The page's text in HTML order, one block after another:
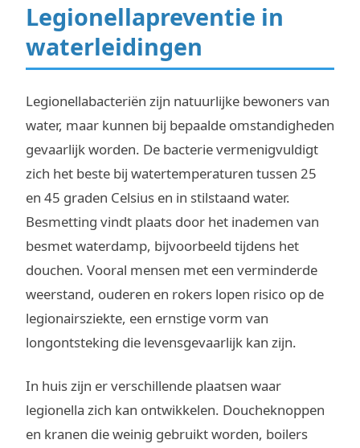
Legionellapreventie in
waterleidingen
Legionellabacteriën zijn natuurlijke bewoners van
water, maar kunnen bij bepaalde omstandigheden
gevaarlijk worden. De bacterie vermenigvuldigt
zich het beste bij watertemperaturen tussen 25
en 45 graden Celsius en in stilstaand water.
Besmetting vindt plaats door het inademen van
besmet waterdamp, bijvoorbeeld tijdens het
douchen. Vooral mensen met een verminderde
weerstand, ouderen en rokers lopen risico op de
legionairsziekte, een ernstige vorm van
longontsteking die levensgevaarlijk kan zijn.
In huis zijn er verschillende plaatsen waar
legionella zich kan ontwikkelen. Doucheknoppen
en kranen die weinig gebruikt worden, boilers